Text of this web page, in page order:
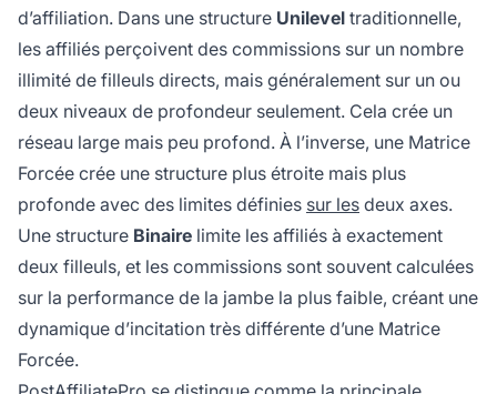
d’affiliation. Dans une structure Unilevel traditionnelle,
les affiliés perçoivent des commissions sur un nombre
illimité de filleuls directs, mais généralement sur un ou
deux niveaux de profondeur seulement. Cela crée un
réseau large mais peu profond. À l’inverse, une Matrice
Forcée crée une structure plus étroite mais plus
profonde avec des limites définies sur les deux axes.
Une structure Binaire limite les affiliés à exactement
deux filleuls, et les commissions sont souvent calculées
sur la performance de la jambe la plus faible, créant une
dynamique d’incitation très différente d’une Matrice
Forcée.